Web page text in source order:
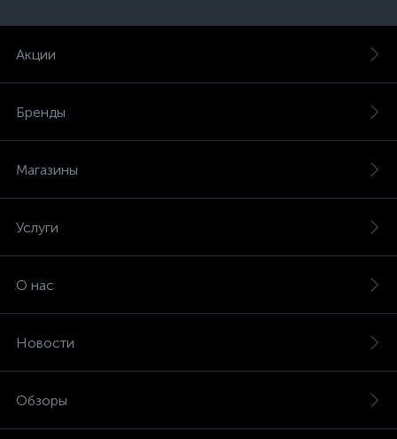
Акции
Бренды
Магазины
Услуги
О нас
Новости
Обзоры